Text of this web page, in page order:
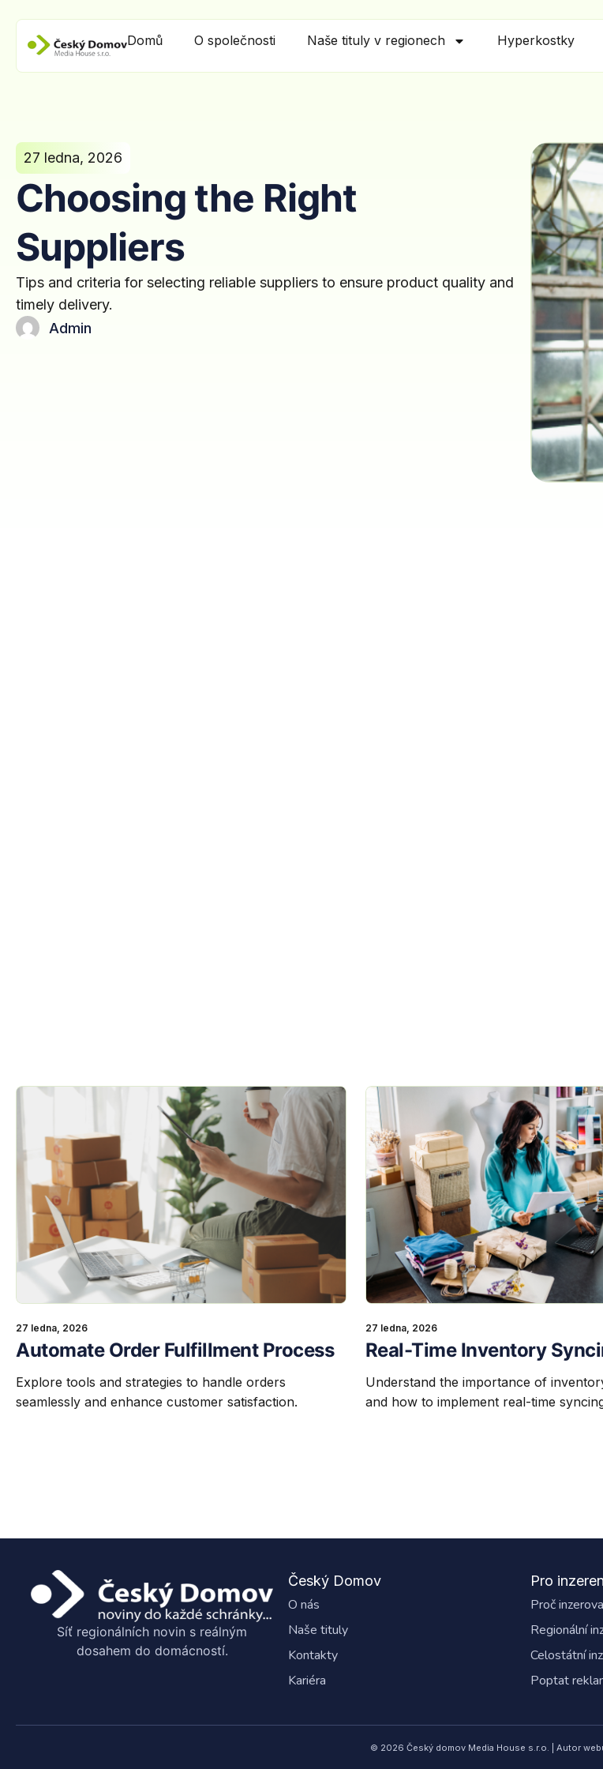
Domů O společnosti Naše tituly v regionech Hyperkostky
27 ledna, 2026
​Choosing the Right
Suppliers
Tips and criteria for selecting reliable suppliers to ensure product quality and
timely delivery.
Admin
​Automate Order Fulfillment Process
27 ledna, 2026
Explore tools and strategies to handle orders
seamlessly and enhance customer satisfaction.
Real-Time Inventory
27 ledna, 2026
Understand the importance of
and how to implement real-time
Síť regionálních novin s reálným
dosahem do domácností.
Český Domov
O nás
Naše tituly
Kontakty
Kariéra
Pro
Proč
Regionální
Celostátní
Poptat
© 2026 Český domov Media House s.r.o. | Autor